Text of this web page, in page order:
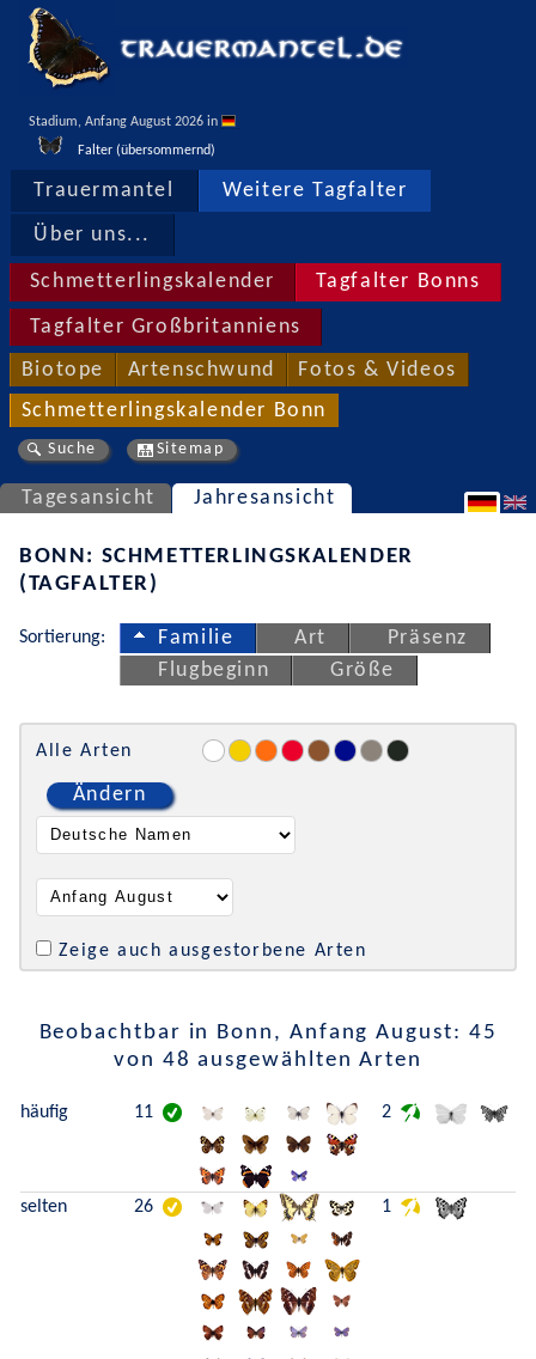
Stadium, Anfang August 2026 in
Falter (übersommernd)
Trauermantel Weitere Tagfalter
Über uns...
Schmetterlingskalender Tagfalter Bonns
Tagfalter Großbritanniens
Biotope Artenschwund Fotos & Videos
Schmetterlingskalender Bonn
Suche Sitemap
Tagesansicht Jahresansicht
BONN: SCHMETTERLINGSKALENDER
(TAGFALTER)
Sortierung: Familie Art
Präsenz
Flugbeginn
Größe
Alle Arten
Ändern
Zeige auch ausgestorbene Arten
Beobachtbar in Bonn, Anfang August: 45
von 48 ausgewählten Arten
häufig 11 2
selten 26 1